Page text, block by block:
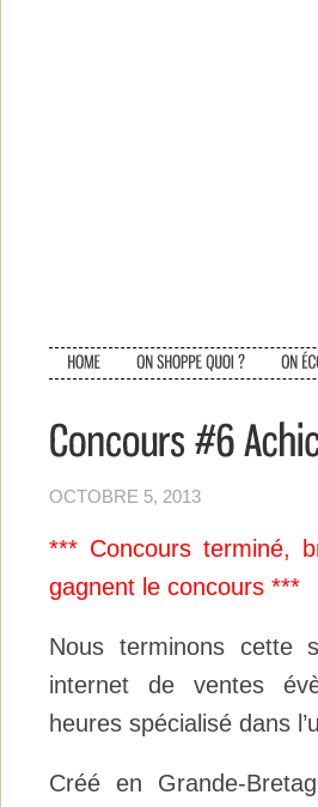
OCTOBRE 5, 2013
*** Concours terminé,
gagnent le concours ***
Nous terminons cette
internet de ventes
heures spécialisé dans
Créé en Grande-